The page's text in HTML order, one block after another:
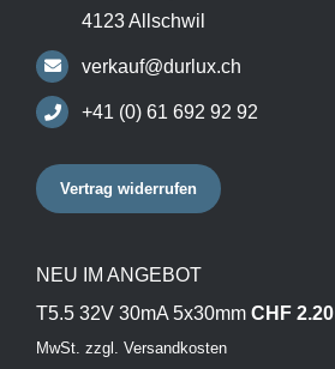
4123 Allschwil
verkauf@durlux.ch
+41 (0) 61 692 92 92
Vertrag widerrufen
NEU IM ANGEBOT
T5.5 32V 30mA 5x30mm CHF2.20
MwSt. zzgl. Versandkosten